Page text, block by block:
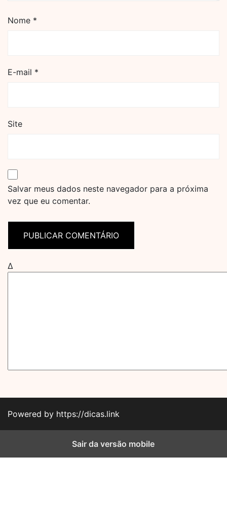
Nome *
E-mail *
Site
Salvar meus dados neste navegador para a próxima
vez que eu comentar.
Δ
Powered by https://dicas.link
Sair da versão mobile